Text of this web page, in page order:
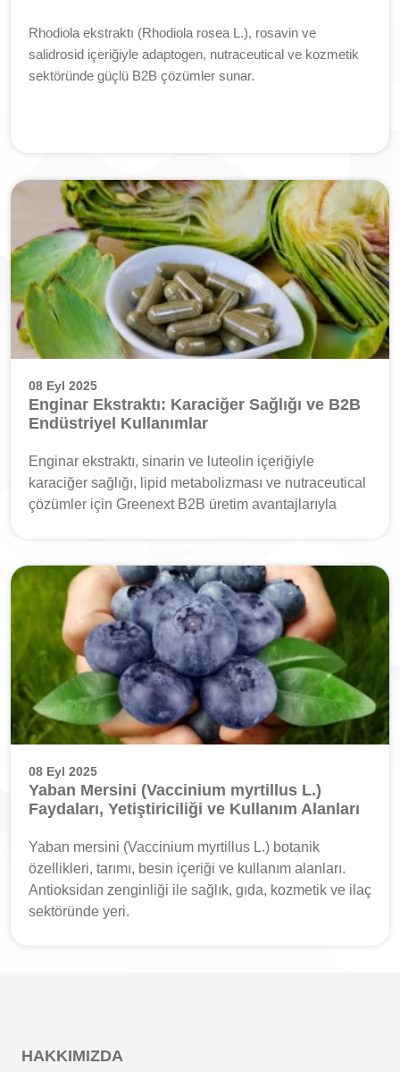
Rhodiola ekstraktı (Rhodiola rosea L.), rosavin ve
salidrosid içeriğiyle adaptogen, nutraceutical ve kozmetik
sektöründe güçlü B2B çözümler sunar.
08 Eyl 2025
Enginar Ekstraktı: Karaciğer Sağlığı ve B2B
Endüstriyel Kullanımlar
Enginar ekstraktı, sinarin ve luteolin içeriğiyle
karaciğer sağlığı, lipid metabolizması ve nutraceutical
çözümler için Greenext B2B üretim avantajlarıyla
08 Eyl 2025
Yaban Mersini (Vaccinium myrtillus L.)
Faydaları, Yetiştiriciliği ve Kullanım Alanları
Yaban mersini (Vaccinium myrtillus L.) botanik
özellikleri, tarımı, besin içeriği ve kullanım alanları.
Antioksidan zenginliği ile sağlık, gıda, kozmetik ve ilaç
sektöründe yeri.
HAKKIMIZDA